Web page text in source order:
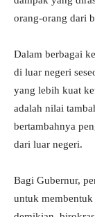
orang-orang dari
Dalam berbagai
di luar negeri
yang lebih kuat
adalah nilai
bertambahnya
dari luar negeri.
Bagi Gubernur,
untuk